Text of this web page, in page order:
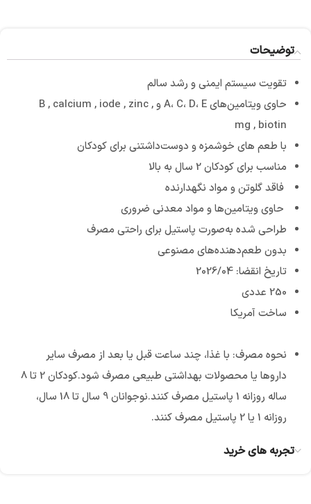
توضیحات
تقویت سیستم ایمنی و رشد سالم
حاوی ویتامین‌های A، C، D، E و B , calcium , iode , zinc ,
mg , biotin
با طعم های خوشمزه و دوست‌داشتنی برای کودکان
مناسب برای کودکان 2 سال به بالا
فاقد گلوتن و مواد نگهدارنده
حاوی ویتامین‌ها و مواد معدنی ضروری
طراحی شده به‌صورت پاستیل برای راحتی مصرف
بدون طعم‌دهنده‌های مصنوعی
تاریخ انقضا: 2026/04
250 عددی
ساخت آمریکا
نحوه مصرف: با غذا، چند ساعت قبل یا بعد از مصرف سایر
داروها یا محصولات بهداشتی طبیعی مصرف شود.کودکان 2 تا 8
ساله روزانه 1 پاستیل مصرف کنند.نوجوانان 9 سال تا 18 سال،
روزانه 1 یا 2 پاستیل مصرف کنند.
تجربه های خرید